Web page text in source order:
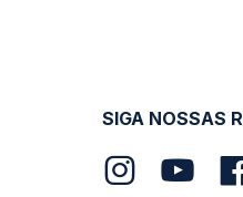
SIGA NOSSAS